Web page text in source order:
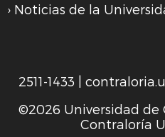
Noticias de la
2511-1433
©2026 Universidad de
Contraloría